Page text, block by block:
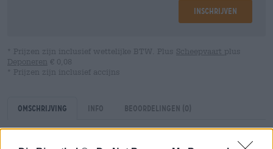
Inschrijven
* Prijzen zijn inclusief wettelijke BTW. Plus Scheepvaart plus
Deponeren € 0,08
* Prijzen zijn inclusief accijns
Omschrijving Info Beoordelingen (0)